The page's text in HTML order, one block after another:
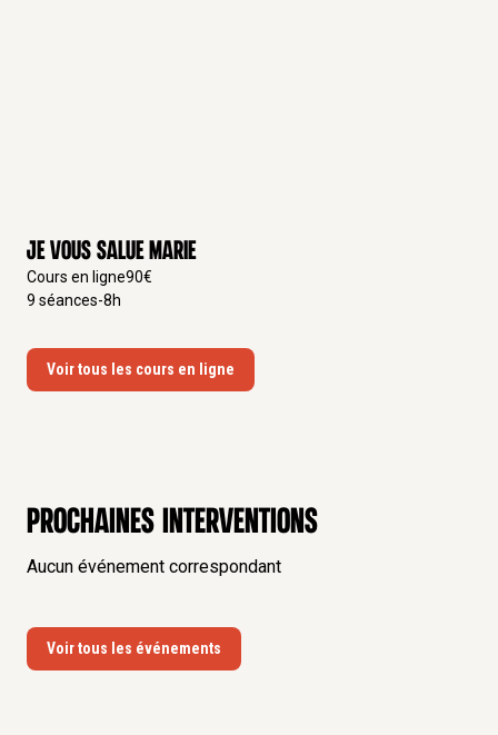
Je vous salue Marie
Cours en ligne90€
9 séances-8h
Voir tous les cours en ligne
Prochaines interventions
Aucun événement correspondant
Voir tous les événements